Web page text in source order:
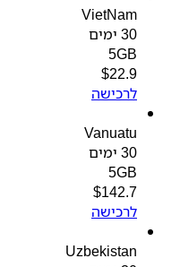
VietNam
5GB
$22.9
לרכישה
Vanuatu
5GB
$142.7
לרכישה
Uzbekistan